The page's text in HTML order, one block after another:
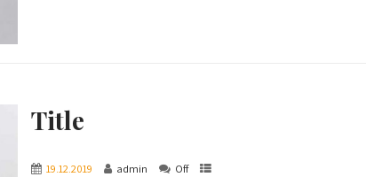
Title
19.12.2019 admin Off